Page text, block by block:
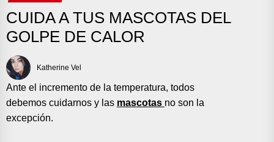
CUIDA A TUS MASCOTAS DEL
GOLPE DE CALOR
Katherine Vel
Ante el incremento de la temperatura, todos
debemos cuidarnos y las mascotas no son la
excepción.